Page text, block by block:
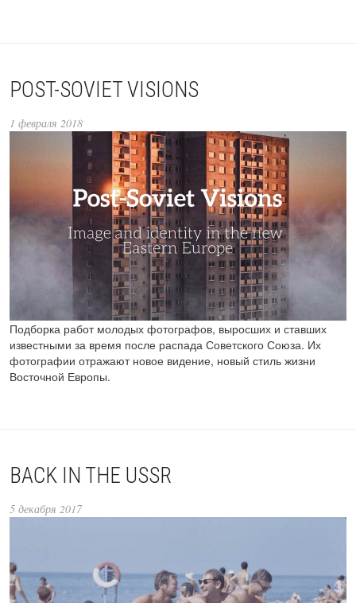
POST-SOVIET VISIONS
1 февраля 2018
Подборка работ молодых фотографов, выросших и ставших
известными за время после распада Советского Союза. Их
фотографии отражают новое видение, новый стиль жизни
Восточной Европы.
BACK IN THE USSR
5 декабря 2017